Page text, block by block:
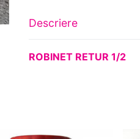
Descriere
ROBINET RETUR 1/2